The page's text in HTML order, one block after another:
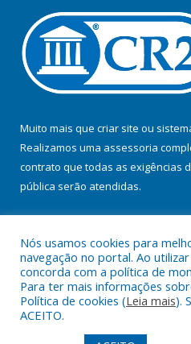
Muito mais que criar site ou
Realizamos uma assessoria
contrato que todas as exigências
pública serão atendidas.
Todos os direitos reservados a
Nós usamos cookies para
navegação no portal. Ao
concorda com a política de
Para ter mais informações
Política de cookies (Leia mais).
ACEITO.